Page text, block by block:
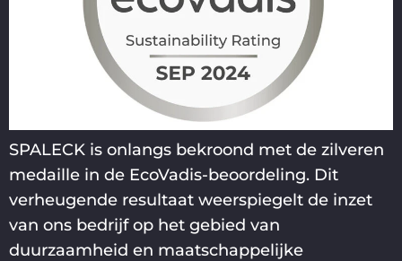
SPALECK is onlangs bekroond met de zilveren
medaille in de EcoVadis-beoordeling. Dit
verheugende resultaat weerspiegelt de inzet
van ons bedrijf op het gebied van
duurzaamheid en maatschappelijke